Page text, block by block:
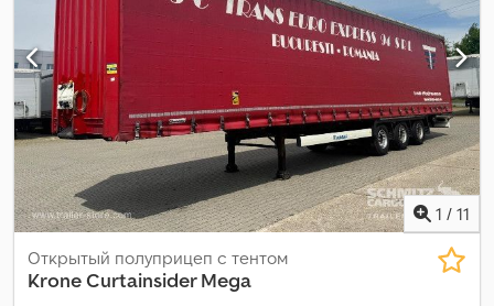
1 / 11
Открытый полуприцеп с тентом
KroneCurtainsider Mega